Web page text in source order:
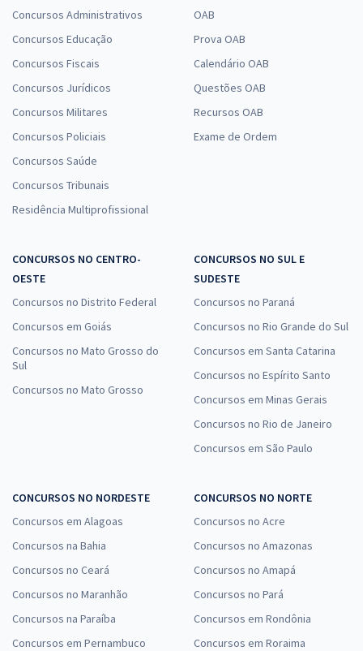
Concursos Administrativos
Concursos Educação
Concursos Fiscais
Concursos Jurídicos
Concursos Militares
Concursos Policiais
Concursos Saúde
Concursos Tribunais
Residência Multiprofissional
OAB
Prova OAB
Calendário OAB
Questões OAB
Recursos OAB
Exame de Ordem
CONCURSOS NO CENTRO-
OESTE
Concursos no Distrito Federal
Concursos em Goiás
Concursos no Mato Grosso do
Sul
Concursos no Mato Grosso
CONCURSOS NO SUL E
SUDESTE
Concursos no Paraná
Concursos no Rio Grande do Sul
Concursos em Santa Catarina
Concursos no Espírito Santo
Concursos em Minas Gerais
Concursos no Rio de Janeiro
Concursos em São Paulo
CONCURSOS NO NORDESTE
Concursos em Alagoas
Concursos na Bahia
Concursos no Ceará
Concursos no Maranhão
Concursos na Paraíba
Concursos em Pernambuco
CONCURSOS NO NORTE
Concursos no Acre
Concursos no Amazonas
Concursos no Amapá
Concursos no Pará
Concursos em Rondônia
Concursos em Roraima